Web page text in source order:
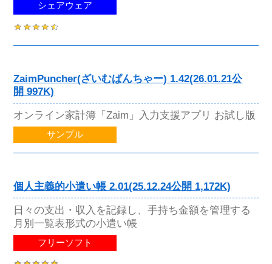
シェアウェア
ZaimPuncher(ざいむぱんちゃー) 1.42(26.01.21公
開 997K)
オンライン家計簿「Zaim」入力支援アプリ お試し版
サンプル
個人主義的小遣い帳 2.01(25.12.24公開 1,172K)
日々の支出・収入を記録し、手持ち金額を管理する
月別一覧表形式の小遣い帳
フリーソフト